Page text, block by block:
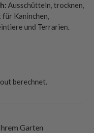
Ausschütteln, trocknen,
Kaninchen,
und Terrarien.
berechnet.
Garten